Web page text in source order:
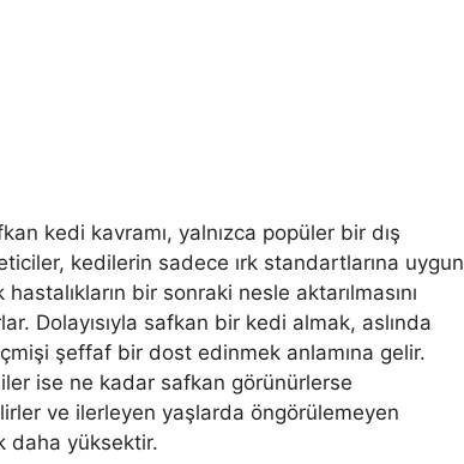
kedi kavramı, yalnızca popüler bir dış
kedilerin sadece ırk standartlarına uygun
bir sonraki nesle aktarılmasını
Dolayısıyla safkan bir kedi almak, aslında
şeffaf bir dost edinmek anlamına gelir.
ise ne kadar safkan görünürlerse
ve ilerleyen yaşlarda öngörülemeyen
daha yüksektir.